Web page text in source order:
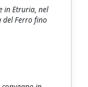
in Etruria, nel
del Ferro fino